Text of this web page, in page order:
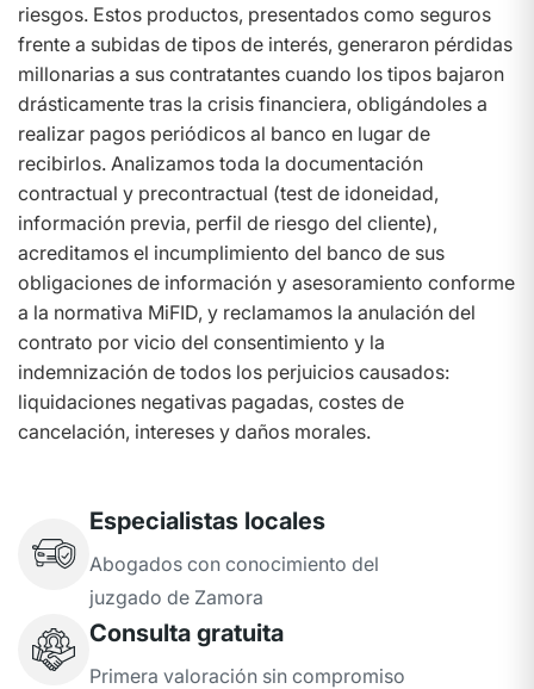
riesgos. Estos productos, presentados como seguros
frente a subidas de tipos de interés, generaron pérdidas
millonarias a sus contratantes cuando los tipos bajaron
drásticamente tras la crisis financiera, obligándoles a
realizar pagos periódicos al banco en lugar de
recibirlos. Analizamos toda la documentación
contractual y precontractual (test de idoneidad,
información previa, perfil de riesgo del cliente),
acreditamos el incumplimiento del banco de sus
obligaciones de información y asesoramiento conforme
a la normativa MiFID, y reclamamos la anulación del
contrato por vicio del consentimiento y la
indemnización de todos los perjuicios causados:
liquidaciones negativas pagadas, costes de
cancelación, intereses y daños morales.
Especialistas locales
Abogados con conocimiento del
juzgado de Zamora
Consulta gratuita
Primera valoración sin compromiso